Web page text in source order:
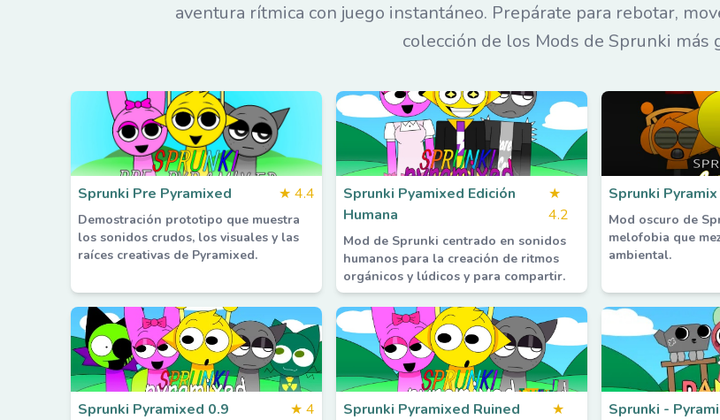
aventura rítmica con juego instantáneo. Prepárate para rebotar,
colección de los Mods de Sprunki más
Sprunki Pre Pyramixed ★ 4.4
Demostración prototipo que muestra
los sonidos crudos, los visuales y las
raíces creativas de Pyramixed.
Sprunki Pyamixed Edición
Humana
★
4.2
Mod de Sprunki centrado en sonidos
humanos para la creación de ritmos
orgánicos y lúdicos y para compartir.
Sprunki
Mod oscuro de
melofobia que
ambiental.
Sprunki Pyramixed 0.9 ★ 4
Sprunki Pyramixed Ruined
★
Sprunki -